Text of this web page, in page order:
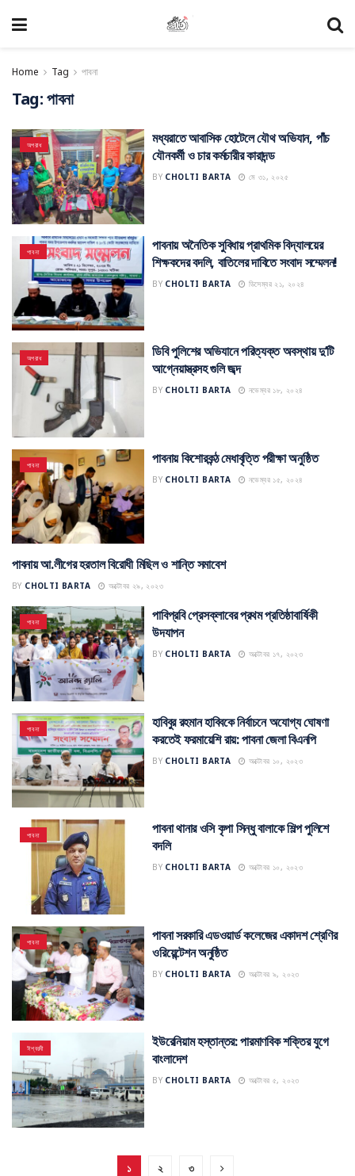
Home Tag পাবনা
Tag:পাবনা
অপরাধ
মধ্যরাতে আবাসিক হোটেলে যৌথ অভিযান, পাঁচ
যৌনকর্মী ও চার কর্মচারীর কারাদন্ড
BY CHOLTI BARTA মে ৩১, ২০২৫
পাবনা
পাবনায় অনৈতিক সুবিধায় প্রাথমিক বিদ্যালয়ের
শিক্ষকদের বদলি, বাতিলের দাবিতে সংবাদ সম্মেলন!
BY CHOLTI BARTA ডিসেম্বর ২১, ২০২৪
অপরাধ
ডিবি পুলিশের অভিযানে পরিত্যক্ত অবস্থায় দু’টি
আগ্নেয়াস্ত্রসহ গুলি জব্দ
BY CHOLTI BARTA নভেম্বর ১৮, ২০২৪
পাবনা পাবনায় কিশোরকন্ঠ মেধাবৃত্তি পরীক্ষা অনুষ্ঠিত
BY CHOLTI BARTA নভেম্বর ১৫, ২০২৪
পাবনা
পাবনায় আ.লীগের হরতাল বিরোধী মিছিল ও শান্তি সমাবেশ
BY CHOLTI BARTA অক্টোবর ২৯, ২০২৩
পাবনা
পাবিপ্রবি প্রেসক্লাবের প্রথম প্রতিষ্ঠাবার্ষিকী
উদযাপন
BY CHOLTI BARTA অক্টোবর ১৭, ২০২৩
পাবনা
হাবিবুর রহমান হাবিবকে নির্বাচনে অযোগ্য ঘোষণা
করতেই ফরমায়েশি রায়: পাবনা জেলা বিএনপি
BY CHOLTI BARTA অক্টোবর ১০, ২০২৩
পাবনা
পাবনা থানার ওসি কৃপা সিন্ধু বালাকে শিল্প পুলিশে
বদলি
BY CHOLTI BARTA অক্টোবর ১০, ২০২৩
পাবনা
পাবনা সরকারি এডওয়ার্ড কলেজের একাদশ শ্রেণির
ওরিয়েন্টেশন অনুষ্ঠিত
BY CHOLTI BARTA অক্টোবর ৯, ২০২৩
ঈশ্বরদী
ইউরেনিয়াম হস্তান্তর: পারমাণবিক শক্তির যুগে
বাংলাদেশ
BY CHOLTI BARTA অক্টোবর ৫, ২০২৩
১ ২ ৩